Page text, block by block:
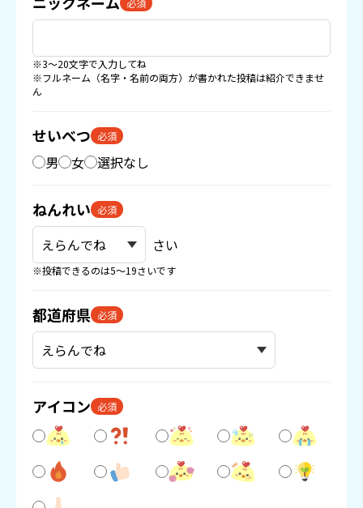
※3〜20文字で入力してね
※フルネーム（名字・名前の両方）が書かれた投稿は紹介できませ
ん
せいべつ 必須
男 女 選択なし
ねんれい 必須
さい
※投稿できるのは5〜19さいです
都道府県 必須
アイコン 必須